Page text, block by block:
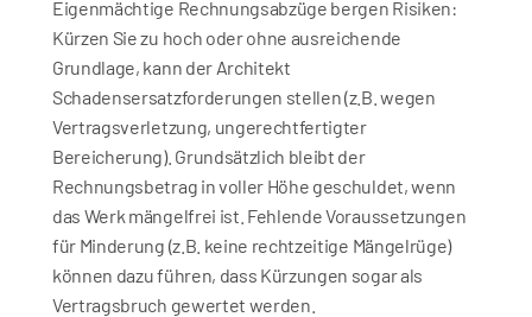
Eigenmächtige Rechnungsabzüge bergen Risiken:
Kürzen Sie zu hoch oder ohne ausreichende
Grundlage, kann der Architekt
Schadensersatzforderungen stellen (z.B. wegen
Vertragsverletzung, ungerechtfertigter
Bereicherung). Grundsätzlich bleibt der
Rechnungsbetrag in voller Höhe geschuldet, wenn
das Werk mängelfrei ist. Fehlende Voraussetzungen
für Minderung (z.B. keine rechtzeitige Mängelrüge)
können dazu führen, dass Kürzungen sogar als
Vertragsbruch gewertet werden.